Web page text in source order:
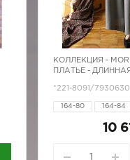
КОЛЛЕКЦИЯ -
ПЛАТЬЕ -
*221-8091/7930630
164-80 164-84
10